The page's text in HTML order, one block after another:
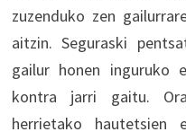
zuzenduko zen
aitzin. Seguraski
gailur honen inguruko
kontra jarri gaitu.
herrietako hautetsien